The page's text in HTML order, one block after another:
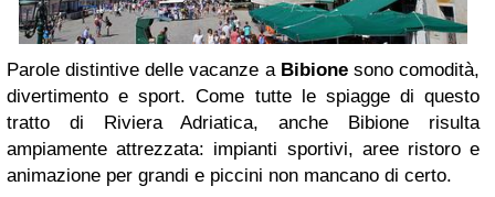
Parole distintive delle vacanze a Bibionesono comodità,
divertimento e sport. Come tutte le spiagge di questo
tratto di Riviera Adriatica, anche Bibione risulta
ampiamente attrezzata: impianti sportivi, aree ristoro e
animazione per grandi e piccini non mancano di certo.